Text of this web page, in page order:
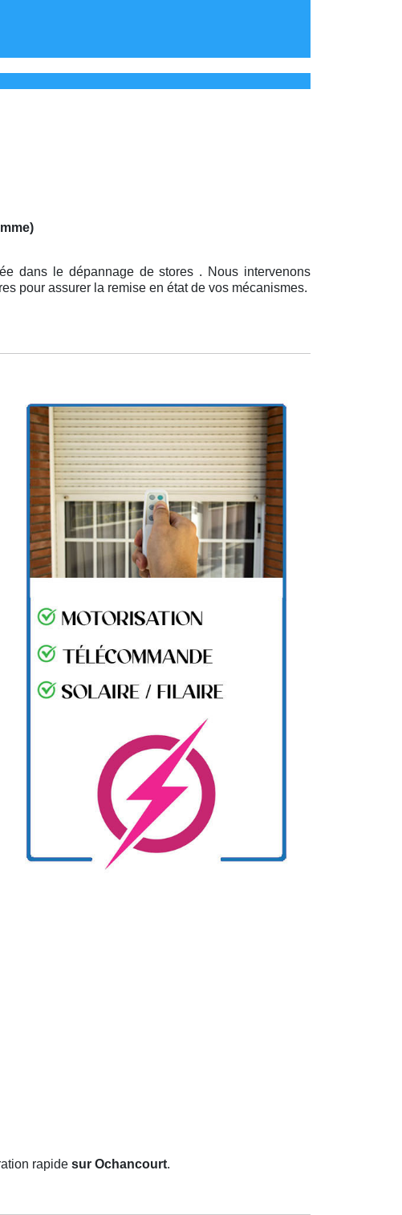
dans le dépannage de stores . Nous intervenons
pour assurer la remise en état de vos mécanismes.
rapide sur Ochancourt.